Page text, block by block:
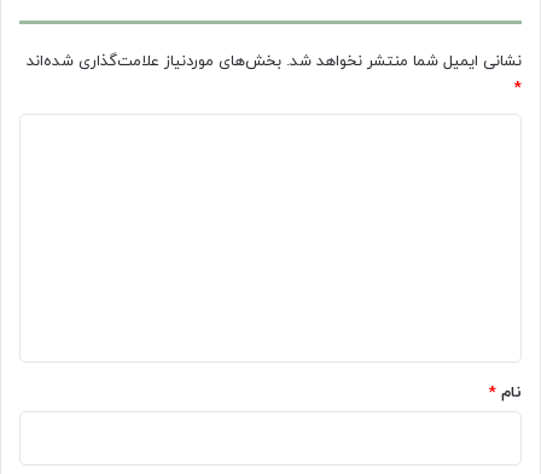
دلایل
و
درمان
نشانی ایمیل شما منتشر نخواهد شد. بخش‌های موردنیاز علامت‌گذاری شده‌اند
*
نام *